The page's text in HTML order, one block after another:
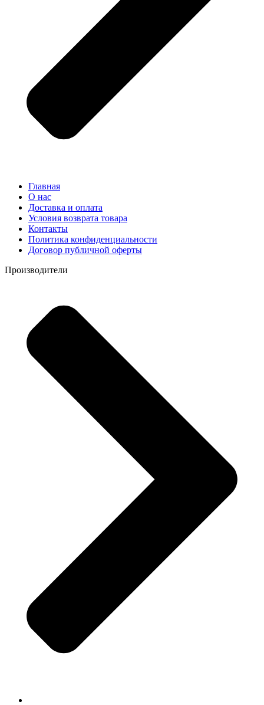
Главная
О нас
Доставка и оплата
Условия возврата товара
Контакты
Политика конфиденциальности
Договор публичной оферты
Производители